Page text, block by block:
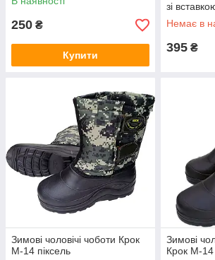
250 ₴
Купити
зі
Немає в
395 ₴
Зимові чоловічі чоботи Крок
М-14 піксель
Зимові
Крок М-14